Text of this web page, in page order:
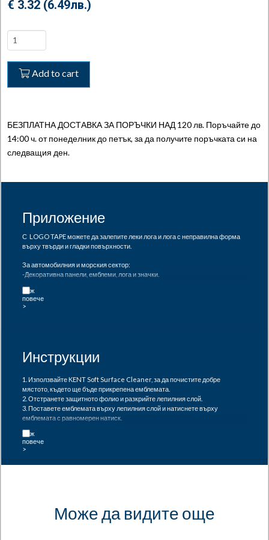
€ 3.32 (6.49лв.)
LOGO
TAPE
-
Лого
Add to cart
БЕЗПЛАТНА ДОСТАВКА ЗА ПОРЪЧКИ НАД 120 лв. Поръчайте до
14:00 ч. от понеделник до петък, за да получите поръчката си на
следващия ден.
Приложение
С LOGO TAPE можете да залепите леки лога и лога с неправилна форма
върху твърди и гладки повърхности.
За автомобилния и морския сектор:
-Декоративна панели, емблеми, лога и значки.
-Поставяне на леки знаци, фирмени табели и плакети
-Поставяне на принтирани материали или снимки
Инструкции
1. Използвайте KENT Soft Surface Cleaner, за да почистите добре
мястото, където ще бъде прикрепена емблемата.
2. Отстранете защитното фолио и разкрийте лепилния слой.
3. Поставете емблемата върху лепилния слой и натиснете върху
емблемата с равномерен натиск.
върху емблемата.
5. Прикрепете емблемата към повърхността, където трябва да бъде
силен е натиск, толкова по-добре ще залепне емблемата.
Може да видите още